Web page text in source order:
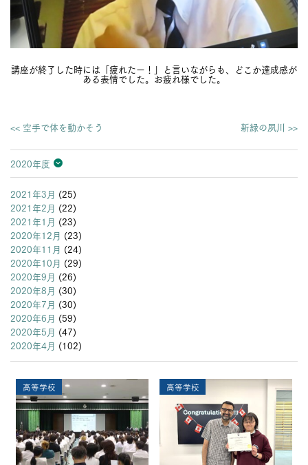
講座が終了した時には「疲れたー！」と言いながらも、どこか達成感が
ある表情でした。お疲れ様でした。
<< 空手で体を動かそう 新緑の夙川 >>
2020年度
2026年度
2025年度
2024年度
2023年度
2022年度
2021年度
2020年度
2019年度
2018年度
2017年度
2016年度
2015年度
2014年度
2013年度
2021年3月 (25)
2021年2月 (22)
2021年1月 (23)
2020年12月 (23)
2020年11月 (24)
2020年10月 (29)
2020年9月 (26)
2020年8月 (30)
2020年7月 (30)
2020年6月 (59)
2020年5月 (47)
2020年4月 (102)
高等学校 高等学校